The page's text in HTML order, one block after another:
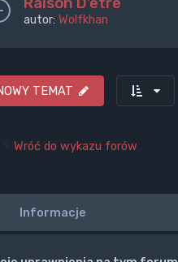
autor: Wolfkhan
TEMAT
Wróć do wykazu forów
Informacje